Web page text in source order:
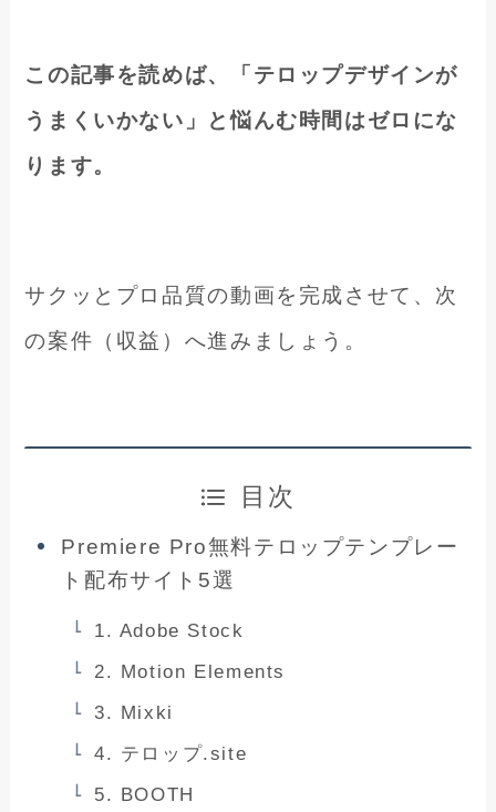
この記事を読めば、「テロップデザインが
うまくいかない」と悩んむ時間はゼロにな
ります。
サクッとプロ品質の動画を完成させて、次
の案件（収益）へ進みましょう。
目次
Premiere Pro無料テロップテンプレー
ト配布サイト5選
1. Adobe Stock
2. Motion Elements
3. Mixki
4. テロップ.site
5. BOOTH